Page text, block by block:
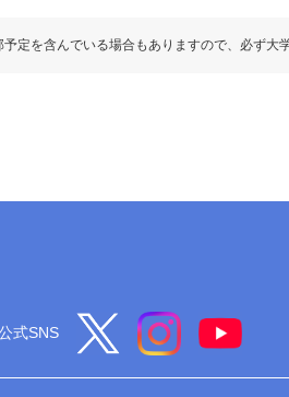
定を含んでいる場合もありますので、必ず大
式SNS